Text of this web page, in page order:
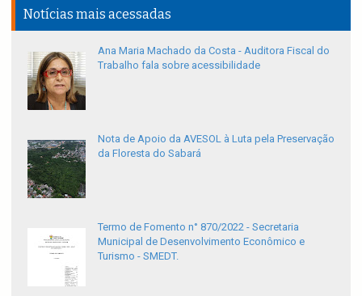
Notícias mais acessadas
Ana Maria Machado da Costa - Auditora Fiscal do
Trabalho fala sobre acessibilidade
Nota de Apoio da AVESOL à Luta pela Preservação
da Floresta do Sabará
Termo de Fomento n° 870/2022 - Secretaria
Municipal de Desenvolvimento Econômico e
Turismo - SMEDT.